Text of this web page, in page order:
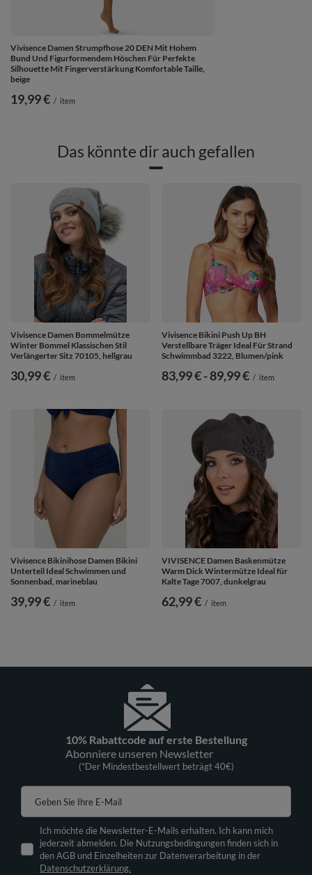
Vivisence Damen Strumpfhose 20 DEN Mit Hohem
Bund Und Figurformendem Höschen Für Perfekte
Silhouette Mit Fingerverstärkung Komfortable Taille,
beige
19,99 € / item
Das könnte dir auch gefallen
Vivisence Damen Bommelmütze
Winter Bommel Klassischen Stil
Verlängerter Sitz 70105, hellgrau
30,99 € / item
Vivisence Bikini Push Up BH
Verstellbare Träger Ideal Für Strand
Schwimmbad 3222, Blumen/pink
ab
83,99 €-bis
89,99 € / item
Vivisence Bikinihose Damen Bikini
Unterteil Ideal Schwimmen und
Sonnenbad, marineblau
39,99 € / item
VIVISENCE Damen Baskenmütze
Warm Dick Wintermütze Ideal für
Kalte Tage 7007, dunkelgrau
62,99 € / item
10% Rabattcode auf erste Bestellung
Abonniere unseren Newsletter
(*Der Mindestbestellwert beträgt 40€)
Geben Sie Ihre E-Mail
Ich möchte die Newsletter-E-Mails erhalten. Ich kann mich
jederzeit abmelden. Die Nutzungsbedingungen finden sich in
den AGB und Einzelheiten zur Datenverarbeitung in der
Datenschutzerklärung.